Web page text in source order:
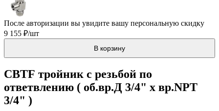
После авторизации вы увидите вашу персональную скидку
9 155 ₽/шт
В корзину
CBTF тройник с резьбой по
ответвлению ( об.вр.Д 3/4" x вр.NPT
3/4" )